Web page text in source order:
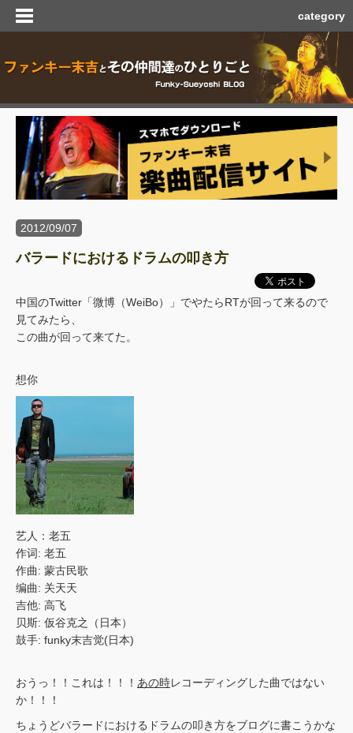
category
2012/09/07
バラードにおけるドラムの叩き方
中国のTwitter「微博（WeiBo）」でやたらRTが回って来るので
見てみたら、
この曲が回って来てた。
想你
艺人：老五
作词: 老五
作曲: 蒙古民歌
编曲: 关天天
吉他: 高飞
贝斯: 仮谷克之（日本）
鼓手: funky末吉觉(日本)
おうっ！！これは！！！ あの時レコーディングした曲ではない
か！！！
ちょうどバラードにおけるドラムの叩き方をブログに書こうかな